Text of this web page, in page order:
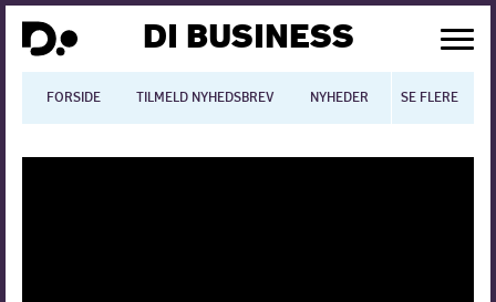
DI BUSINESS
FORSIDE TILMELD NYHEDSBREV NYHEDER BLOGS
SE FLERE